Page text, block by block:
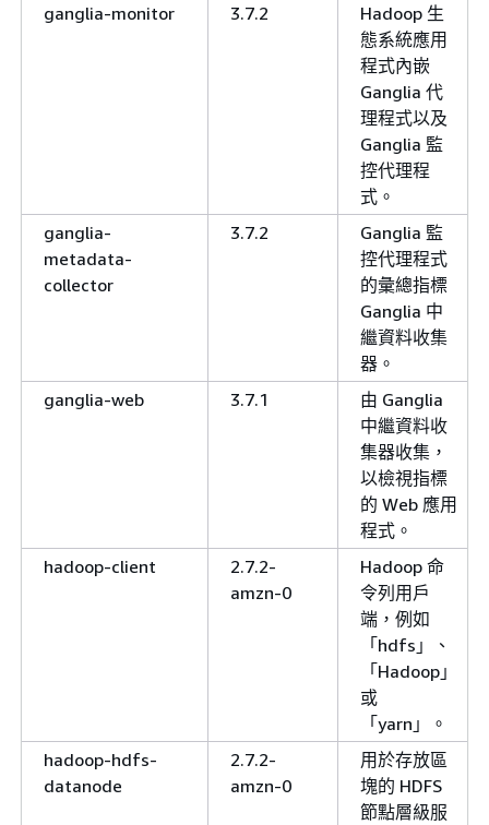
ganglia-monitor
3.7.2
Hadoop 生
態系統應用
程式內嵌
Ganglia 代
理程式以及
Ganglia 監
控代理程
式。
ganglia-
metadata-
collector
3.7.2
Ganglia 監
控代理程式
的彙總指標
Ganglia 中
繼資料收集
器。
ganglia-web
3.7.1
由 Ganglia
中繼資料收
集器收集，
以檢視指標
的 Web 應用
程式。
hadoop-client
2.7.2-
amzn-0
Hadoop 命
令列用戶
端，例如
「hdfs」、
「Hadoop」
或
「yarn」。
hadoop-hdfs-
datanode
2.7.2-
amzn-0
用於存放區
塊的 HDFS
節點層級服